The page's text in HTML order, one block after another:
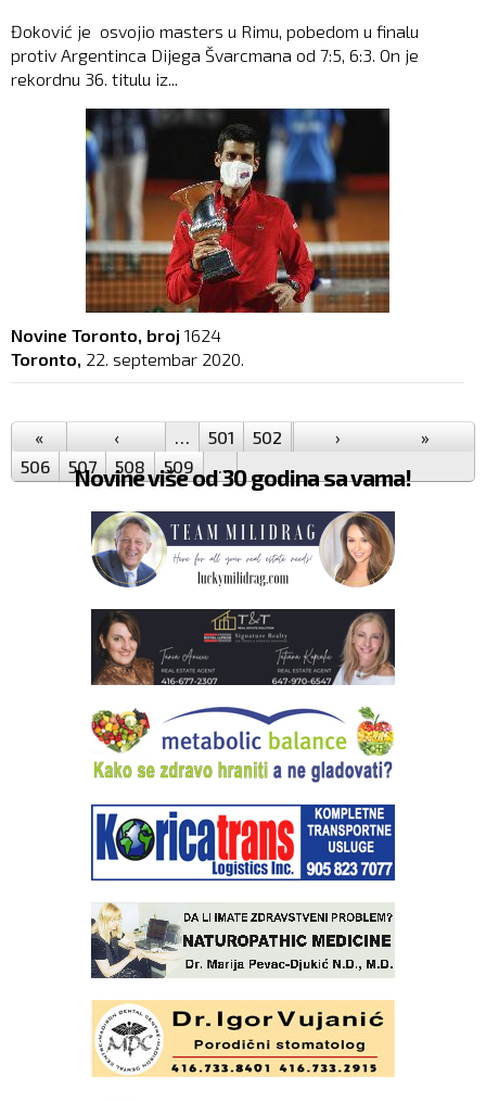
Đoković je osvojio masters u Rimu, pobedom u finalu
protiv Argentinca Dijega Švarcmana od 7:5, 6:3. On je
rekordnu 36. titulu iz...
Novine Toronto, broj 1624
Toronto, 22. septembar 2020.
Pages
« ‹ 501 502
505
506
507 508 509 …
› »
Novine više od 30 godina sa vama!